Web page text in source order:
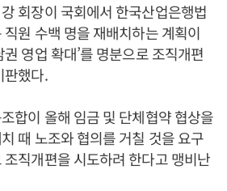
회장이 국회에서 한국산업은행법
원 수백 명을 재배치하는 계획이
영업 확대’를 명분으로 조직개편
판했다.
합이 올해 임금 및 단체협약 협상을
때 노조와 협의를 거칠 것을 요구
직개편을 시도하려 한다고 맹비난